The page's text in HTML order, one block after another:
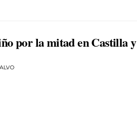
por la mitad en Castilla y